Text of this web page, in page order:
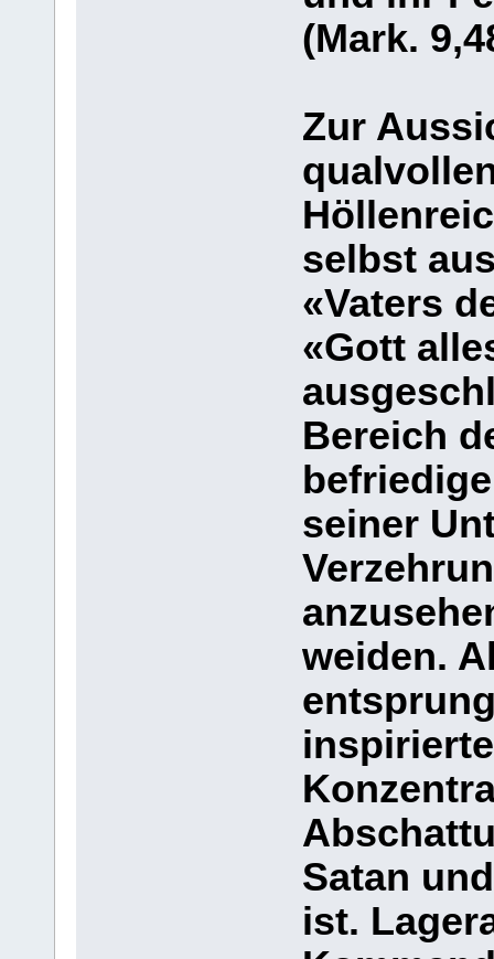
(Mark.
Zur
selbst
«Vaters
«Gott
Bereich
seiner
weiden.
Satan
ist.